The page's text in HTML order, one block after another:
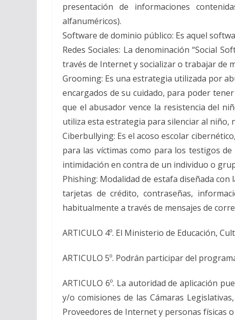
presentación de informaciones
alfanuméricos).
Software de dominio público: Es aquel
Redes Sociales: La denominación “Social
través de Internet y socializar o trabajar de
Grooming: Es una estrategia utilizada por
encargados de su cuidado, para poder
que el abusador vence la resistencia del
utiliza esta estrategia para silenciar al niño,
Ciberbullying: Es el acoso escolar
para las víctimas como para los testigos
intimidación en contra de un individuo o
Phishing: Modalidad de estafa diseñada
tarjetas de crédito, contraseñas,
habitualmente a través de mensajes de
ARTICULO 4º. El Ministerio de Educación,
ARTICULO 5º. Podrán participar del
ARTICULO 6º. La autoridad de aplicación
y/o comisiones de las Cámaras
Proveedores de Internet y personas físicas